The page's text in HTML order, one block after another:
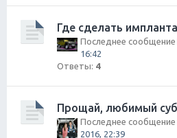
Где сделать
Последнее сообщение
16:42
Ответы: 4
Прощай, любимый
Последнее сообщение
2016, 22:39